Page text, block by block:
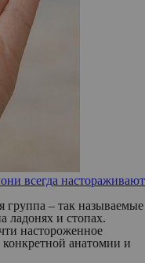
всегда настораживают
группа – так называемые
ладонях и стопах.
настороженное
анатомии и